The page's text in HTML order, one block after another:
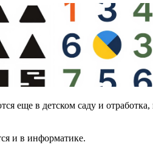
еще в детском саду и
и в информатике.